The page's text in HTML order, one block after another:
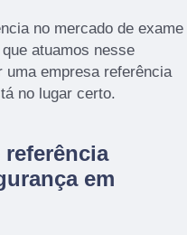
no mercado de exame
atuamos nesse
uma empresa referência
no lugar certo.
referência
em